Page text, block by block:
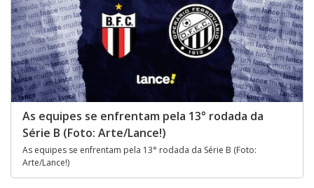
As equipes se enfrentam pela 13° rodada da
Série B (Foto: Arte/Lance!)
As equipes se enfrentam pela 13° rodada da Série B (Foto:
Arte/Lance!)